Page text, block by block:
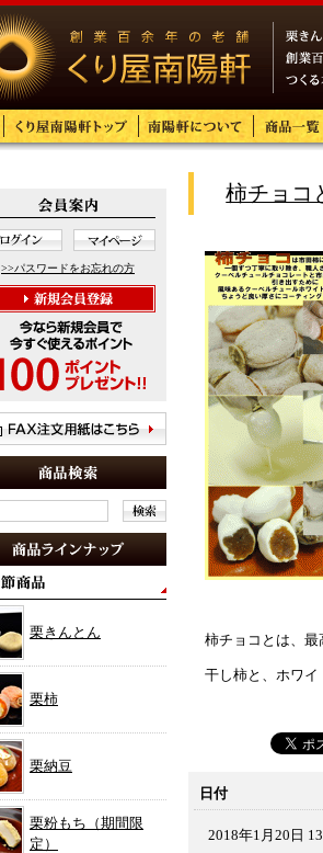
>>パスワードをお忘れの方
栗きんとん
栗柿
栗納豆
栗粉もち（期間限
定）
柿チョコ
柿チョコとは、
干し柿と、ホワ
日付
2018年1月20日